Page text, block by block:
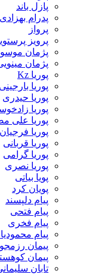
پازل باند
پدرام بهزادی
پرویز پرستویی
پژمان موسوی
پژمان مینویی
پوریا بارجینی
پوریا حیدری
پوریا زادخوست
پوریا علی مصطفی
پوریا فرجیان
پوریا قربانی
پوریا گرامی
پوریا نصری
پویا بیاتی
پویان کرد
پیام دلپسند
پیام فتحی
پیام فخری
پیام محمودیان
پیمان رزمجویی
پیمان کوهستانی
تابان سلیمانی